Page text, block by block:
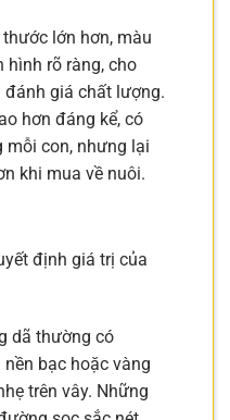
thước lớn hơn, màu
hình rõ ràng, cho
đánh giá chất lượng.
hơn đáng kể, có
mỗi con, nhưng lại
khi mua về nuôi.
định giá trị của
dã thường có
bạc hoặc vàng
trên vây. Những